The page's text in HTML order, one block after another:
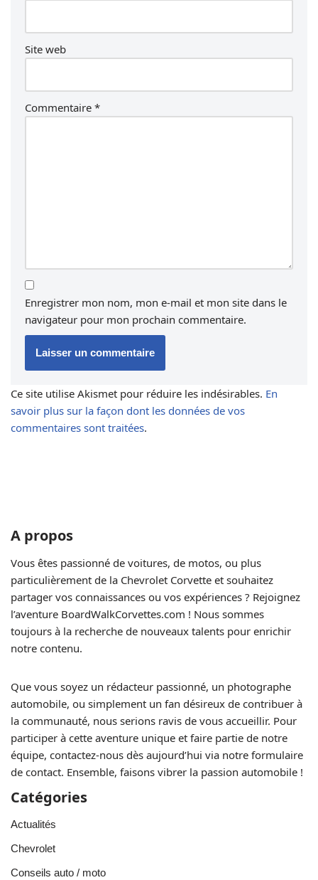
Site web
Commentaire *
Enregistrer mon nom, mon e-mail et mon site dans le
navigateur pour mon prochain commentaire.
Ce site utilise Akismet pour réduire les indésirables. En
savoir plus sur la façon dont les données de vos
commentaires sont traitées.
A propos
Vous êtes passionné de voitures, de motos, ou plus
particulièrement de la Chevrolet Corvette et souhaitez
partager vos connaissances ou vos expériences ? Rejoignez
l’aventure BoardWalkCorvettes.com ! Nous sommes
toujours à la recherche de nouveaux talents pour enrichir
notre contenu.
Que vous soyez un rédacteur passionné, un photographe
automobile, ou simplement un fan désireux de contribuer à
la communauté, nous serions ravis de vous accueillir. Pour
participer à cette aventure unique et faire partie de notre
équipe, contactez-nous dès aujourd’hui via notre formulaire
de contact. Ensemble, faisons vibrer la passion automobile !
Catégories
Actualités
Chevrolet
Conseils auto / moto